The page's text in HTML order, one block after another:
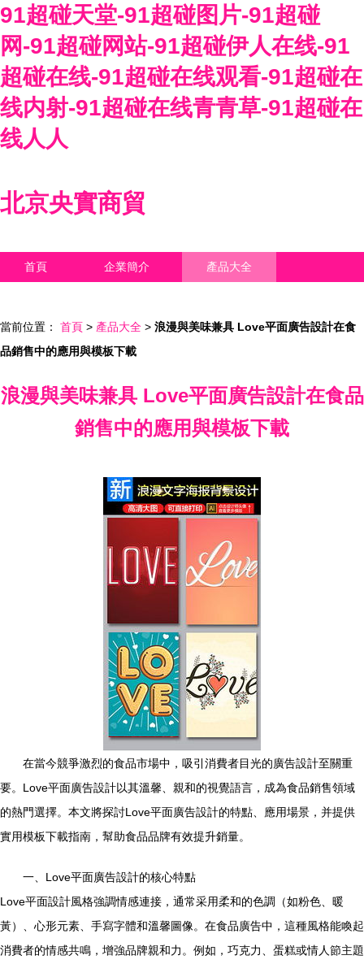
91超碰天堂-91超碰图片-91超碰
网-91超碰网站-91超碰伊人在线-91
超碰在线-91超碰在线观看-91超碰在
线内射-91超碰在线青青草-91超碰在
线人人
北京央實商貿
首頁 企業簡介 產品大全
當前位置： 首頁 > 產品大全 > 浪漫與美味兼具 Love平面廣告設計在食
品銷售中的應用與模板下載
浪漫與美味兼具 Love平面廣告設計在食品
銷售中的應用與模板下載
在當今競爭激烈的食品市場中，吸引消費者目光的廣告設計至關重
要。Love平面廣告設計以其溫馨、親和的視覺語言，成為食品銷售領域
的熱門選擇。本文將探討Love平面廣告設計的特點、應用場景，并提供
實用模板下載指南，幫助食品品牌有效提升銷量。
一、Love平面廣告設計的核心特點
Love平面設計風格強調情感連接，通常采用柔和的色調（如粉色、暖
黃）、心形元素、手寫字體和溫馨圖像。在食品廣告中，這種風格能喚起
消費者的情感共鳴，增強品牌親和力。例如，巧克力、蛋糕或情人節主題